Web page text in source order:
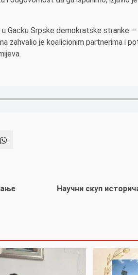
Gacku Srpske demokratske stranke –
zahvalio je koalicionim partnerima i
Научни скуп